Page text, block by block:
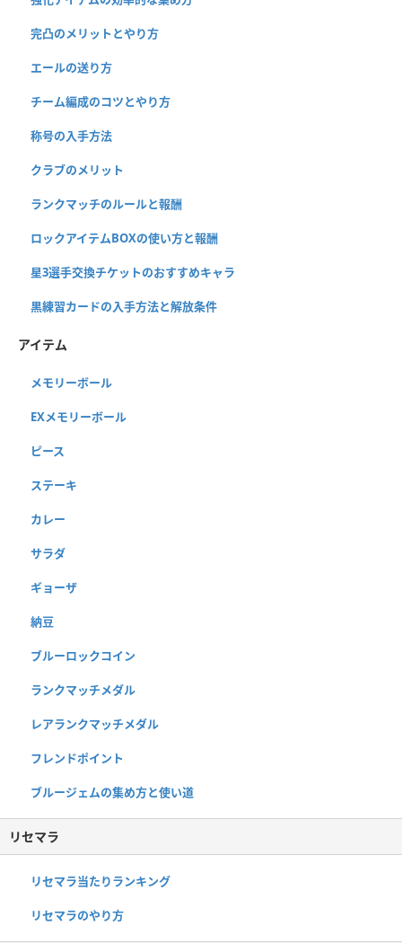
完凸のメリットとやり方
エールの送り方
チーム編成のコツとやり方
称号の入手方法
クラブのメリット
ランクマッチのルールと報酬
ロックアイテムBOXの使い方と報酬
星3選手交換チケットのおすすめキャラ
黒練習カードの入手方法と解放条件
アイテム
メモリーボール
EXメモリーボール
ピース
ステーキ
カレー
サラダ
ギョーザ
納豆
ブルーロックコイン
ランクマッチメダル
レアランクマッチメダル
フレンドポイント
ブルージェムの集め方と使い道
リセマラ
リセマラ当たりランキング
リセマラのやり方